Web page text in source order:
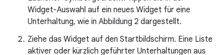
Widget-Auswahl auf ein neues Widget für eine
Unterhaltung, wie in Abbildung 2 dargestellt.
Ziehe das Widget auf den Startbildschirm. Eine Liste
aktiver oder kürzlich geführter Unterhaltungen aus